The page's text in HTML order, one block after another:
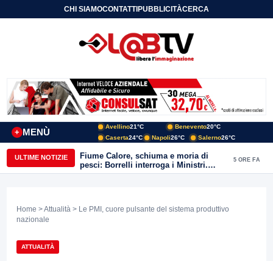
CHI SIAMOCONTATTIPUBBLICITÀCERCA
MENÙ
+
Avellino21°C Benevento20°C
Caserta24°C Napoli26°C Salerno26°C
ULTIME NOTIZIE
Morte Costanzo, Carmine Nardone:
“Oggi il Sannio perde una voce, una
memoria, una coscienza”
5 ORE FA
Home >Attualità > Le PMI, cuore pulsante del sistema produttivo
nazionale
ATTUALITÀ